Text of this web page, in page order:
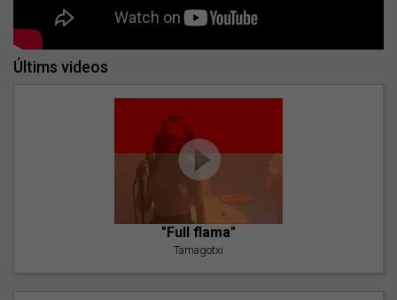
Últims videos
"Full flama"
Tamagotxi